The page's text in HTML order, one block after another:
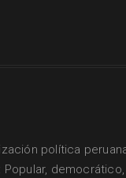
política
democrático,